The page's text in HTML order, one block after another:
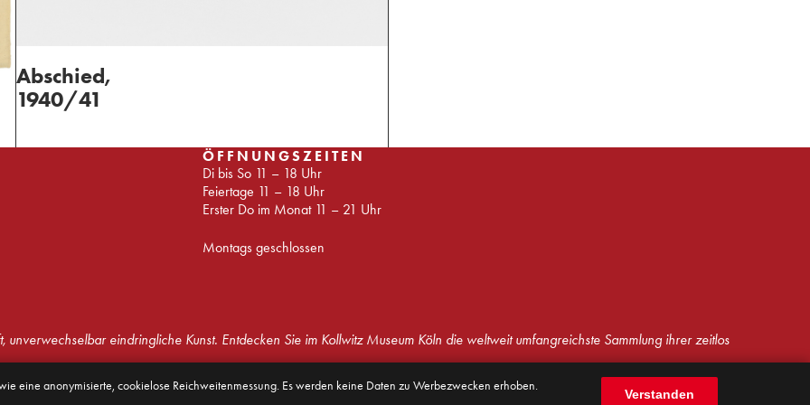
Abschied,
1940/41
ÖFFNUNGSZEITEN
Di bis So 11 – 18 Uhr
Feiertage 11 – 18 Uhr
Erster Do im Monat 11 – 21 Uhr
Montags geschlossen
eindringliche Kunst. Entdecken Sie im Kollwitz Museum Köln die weltweit umfangreichste Sammlung ihrer zeitlos
Presse Hausordnung Netiquette AGB Barrierefreiheit Impressum
eine anonymisierte, cookielose Reichweitenmessung. Es werden keine Daten zu Werbezwecken erhoben.
Verstanden